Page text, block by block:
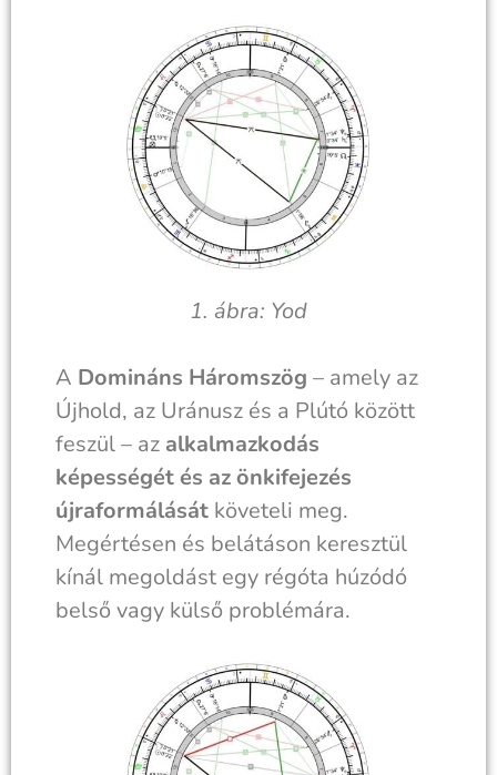
1. ábra: Yod
A Domináns Háromszög – amely az
Újhold, az Uránusz és a Plútó között
feszül – az alkalmazkodás
képességét és az önkifejezés
újraformálását követeli meg.
Megértésen és belátáson keresztül
kínál megoldást egy régóta húzódó
belső vagy külső problémára.